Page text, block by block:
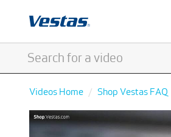
Videos Home Shop Vestas FAQ